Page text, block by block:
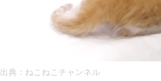
出典： ねこねこチャンネル